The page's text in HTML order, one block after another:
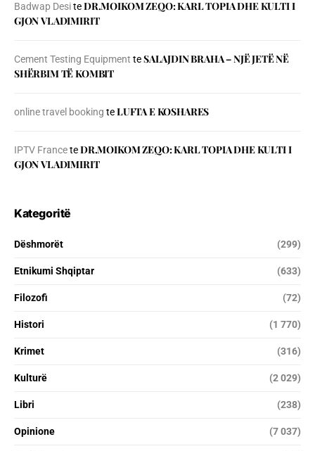
Badwap DesiteDR.MOIKOM ZEQO: KARL TOPIA DHE KULTI I
GJON VLADIMIRIT
Cement Testing Equipment teSALAJDIN BRAHA – NJЁ JETЁ NЁ
SHЁRBIM TЁ KOMBIT
online travel booking teLUFTA E KOSHARES
IPTV FranceteDR.MOIKOM ZEQO: KARL TOPIA DHE KULTI I
GJON VLADIMIRIT
Kategoritë
Dëshmorët (299)
Etnikumi Shqiptar (633)
Filozofi (72)
Histori (1 770)
Krimet (316)
Kulturë (2 029)
Libri (238)
Opinione (7 037)